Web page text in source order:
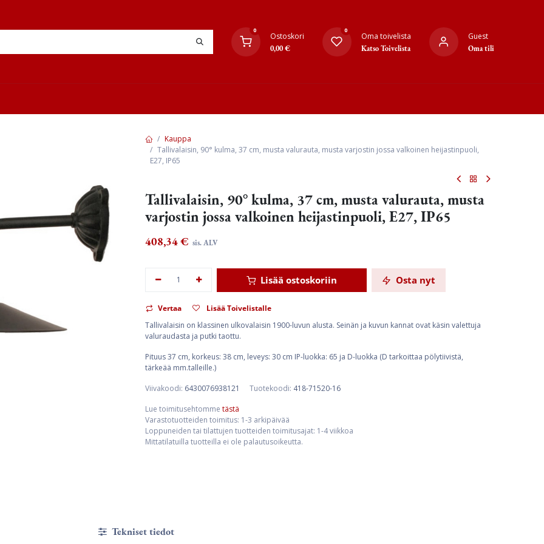
0
Ostoskori
0,00€
0
Oma toivelista
Katso Toivelista
Guest
Oma tili
Kauppa
Tallivalaisin, 90° kulma, 37 cm, musta valurauta, musta varjostin jossa valkoinen heijastinpuoli,
E27, IP65
Tallivalaisin, 90° kulma, 37 cm, musta valurauta, musta
varjostin jossa valkoinen heijastinpuoli, E27, IP65
408,34€ sis. ALV
Lisää ostoskoriin Osta nyt
Vertaa
Lisää Toivelistalle
Tallivalaisin on klassinen ulkovalaisin 1900-luvun alusta. Seinän ja kuvun kannat ovat käsin valettuja
valuraudasta ja putki taottu.
Pituus 37 cm, korkeus: 38 cm, leveys: 30 cm IP-luokka: 65 ja D-luokka (D tarkoittaa pölytiivistä,
tärkeää mm.talleille.)
Viivakoodi: 6430076938121 Tuotekoodi: 418-71520-16
Lue toimitusehtomme tästä
Varastotuotteiden toimitus: 1-3 arkipäivää
Loppuneiden tai tilattujen tuotteiden toimitusajat: 1-4 viikkoa
Mittatilatuilla tuotteilla ei ole palautusoikeutta.
Tekniset tiedot